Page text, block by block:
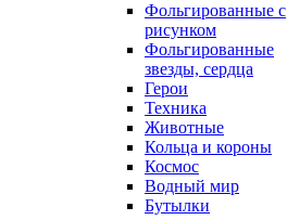
Фольгированные с
рисунком
Фольгированные
звезды, сердца
Герои
Техника
Животные
Кольца и короны
Космос
Водный мир
Бутылки